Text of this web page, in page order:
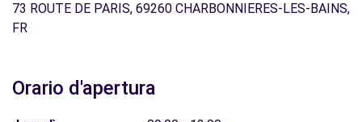
73 ROUTE DE PARIS, 69260 CHARBONNIERES-LES-BAINS,
FR
Orario d'apertura